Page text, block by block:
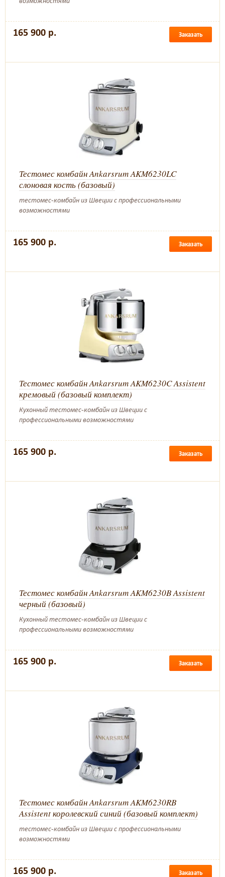
165 900 р. Заказать
Тестомес комбайн Ankarsrum AKM6230LC
слоновая кость (базовый)
тестомес-комбайн из Швеции с профессиональными
возможностями
165 900 р. Заказать
Тестомес комбайн Ankarsrum AKM6230C Assistent
кремовый (базовый комплект)
Кухонный тестомес-комбайн из Швеции с
профессиональными возможностями
165 900 р. Заказать
Тестомес комбайн Ankarsrum AKM6230B Assistent
черный (базовый)
Кухонный тестомес-комбайн из Швеции с
профессиональными возможностями
165 900 р. Заказать
Тестомес комбайн Ankarsrum AKM6230RB
Assistent королевский синий (базовый комплект)
тестомес-комбайн из Швеции с профессиональными
возможностями
165 900 р. Заказать